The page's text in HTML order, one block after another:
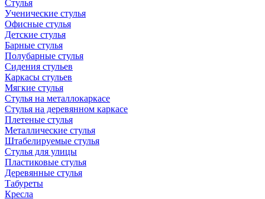
Стулья
Ученические стулья
Офисные стулья
Детские стулья
Барные стулья
Полубарные стулья
Сидения стульев
Каркасы стульев
Мягкие стулья
Стулья на металлокаркасе
Стулья на деревянном каркасе
Плетеные стулья
Металлические стулья
Штабелируемые стулья
Стулья для улицы
Пластиковые стулья
Деревянные стулья
Табуреты
Кресла